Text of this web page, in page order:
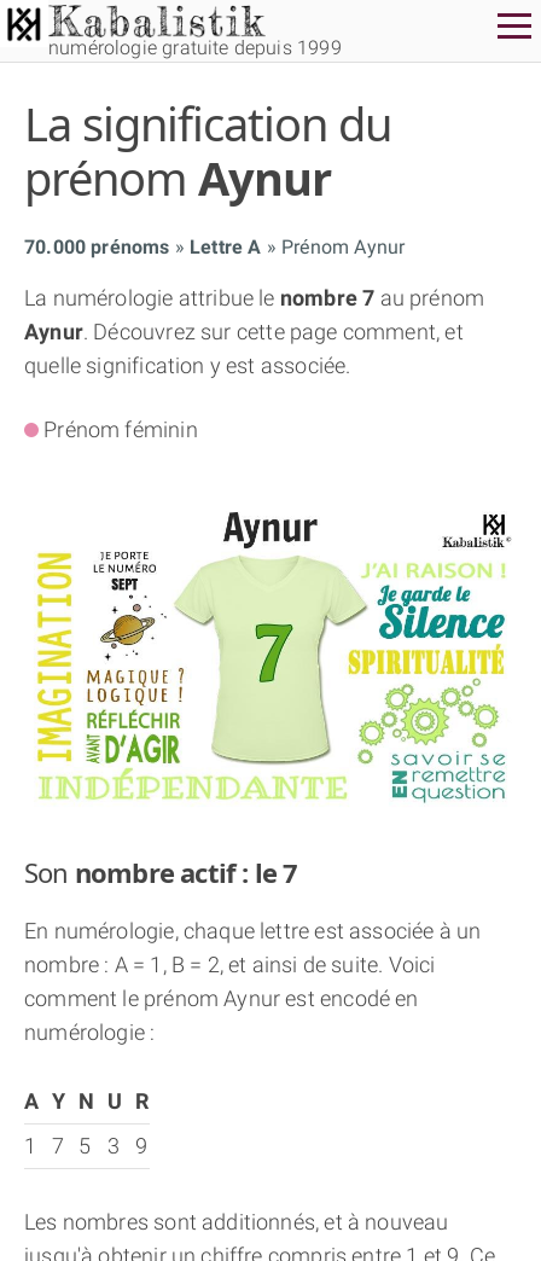
numérologie gratuite depuis 1999
La signification du
prénom Aynur
70.000 prénoms Lettre A Prénom Aynur
La numérologie attribue le nombre 7 au prénom
Aynur. Découvrez sur cette page comment, et
quelle signification y est associée.
Prénom féminin
Son nombre actif : le 7
En numérologie, chaque lettre est associée à un
nombre : A = 1, B = 2, et ainsi de suite. Voici
comment le prénom Aynur est encodé en
numérologie :
A Y N U
R
1
7 5 3 9
Les nombres sont additionnés, et à nouveau
jusqu'à obtenir un chiffre compris entre 1 et 9. Ce
THÈME GRATUIT
THÈME NUMÉROLOGIQUE APPROFONDI
THÈME TEMPOREL
THÈME « DOUBLE JE »
APPRENDRE LA NUMÉROLOGIE
EXPLORER LA NUMÉROLOGIE
70.000 PRÉNOMS
(À PROPOS)